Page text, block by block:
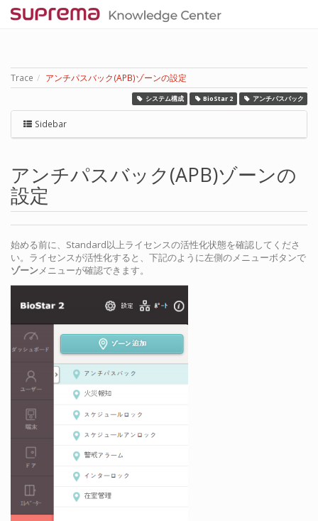
Trace アンチパスバック(APB)ゾーンの設定
システム構成 BioStar 2 アンチパスバック
Sidebar
アンチパスバック(APB)ゾーンの
設定
始める前に、Standard以上ライセンスの活性化状態を確認してくださ
い。ライセンスが活性化すると、下記のように左側のメニューボタンで
ゾーンメニューが確認できます。